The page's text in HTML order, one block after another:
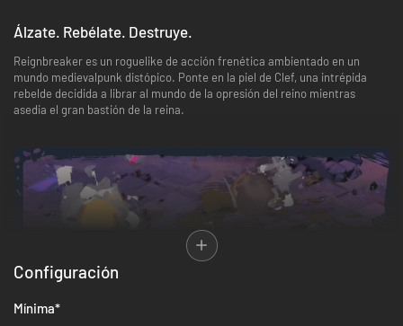
Álzate. Rebélate. Destruye.
Reignbreaker es un roguelike de acción frenética ambientado en un
mundo medievalpunk distópico. Ponte en la piel de Clef, una intrépida
rebelde decidida a librar al mundo de la opresión del reino mientras
asedia el gran bastión de la reina.
Configuración
Mínima*